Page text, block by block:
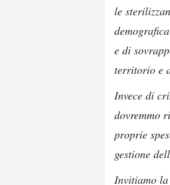
le
e di
territorio e
Invece di
dovremmo
proprie
gestione
Invitiamo